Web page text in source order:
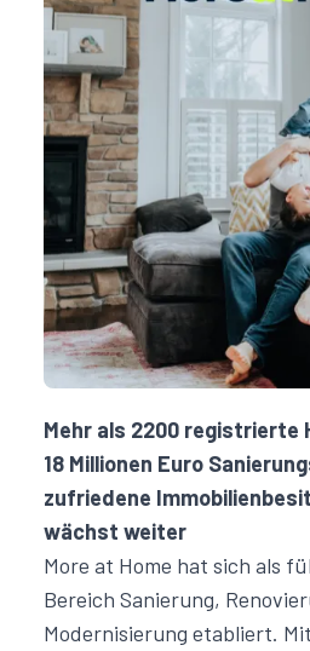
Mehr als 2200 registrierte
18 Millionen Euro
zufriedene
wächst weiter
More at Home hat sich als
Bereich Sanierung,
Modernisierung etabliert.